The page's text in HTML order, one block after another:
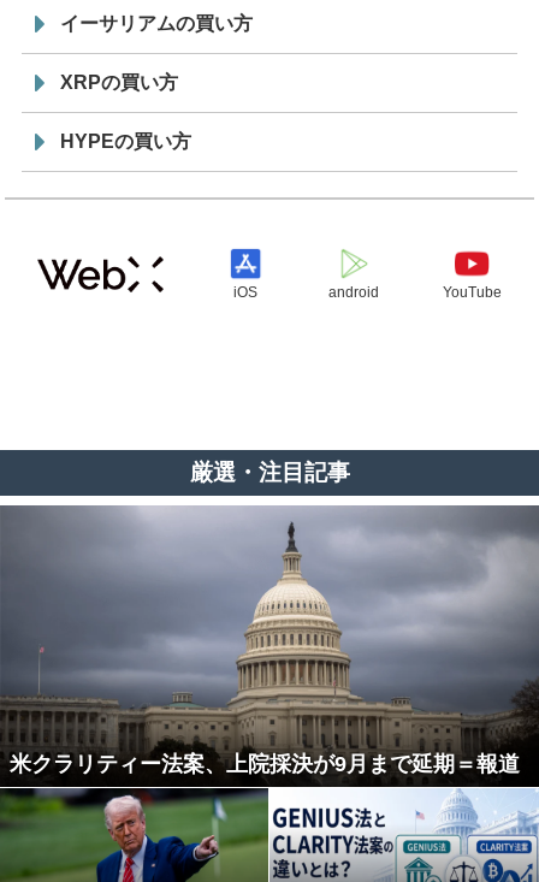
イーサリアムの買い方
XRPの買い方
HYPEの買い方
iOS android YouTube
厳選・注目記事
米クラリティー法案、上院採決が9月まで延期＝報道